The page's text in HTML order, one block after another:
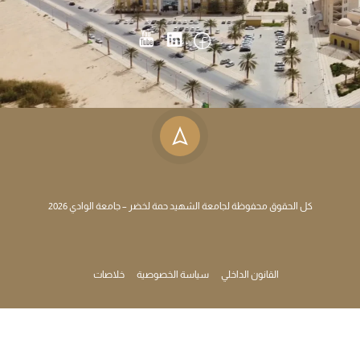
كل الحقوق محفوظة لجامعة الشهيد حمة لخضر – جامعة الوادي 2026
القانون الداخلي سياسة الخصوصية خلاصات